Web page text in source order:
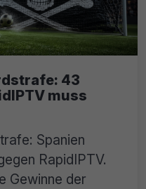
43
muss
Spanien
RapidIPTV.
Gewinne der